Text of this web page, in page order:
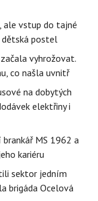
ale vstup do tajné
postel
vyhrožovat.
co našla uvnitř
na dobytých
elektřiny i
MS 1962 a
kariéru
sektor jedním
brigáda Ocelová